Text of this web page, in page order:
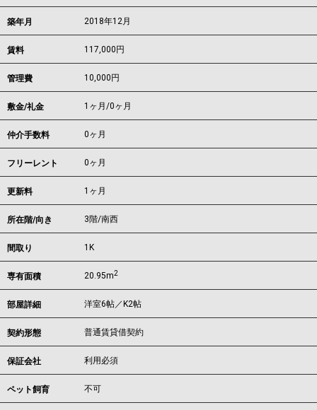
築年月 2018年12月
賃料 117,000 円
管理費 10,000円
敷金/礼金 1ヶ月/0ヶ月
仲介手数料 0ヶ月
フリーレント 0ヶ月
更新料 1ヶ月
所在階/向き 3階/南西
間取り 1K
専有面積 20.95m2
部屋詳細 洋室6帖／K2帖
契約形態 普通賃貸借契約
保証会社 利用必須
ペット飼育 不可